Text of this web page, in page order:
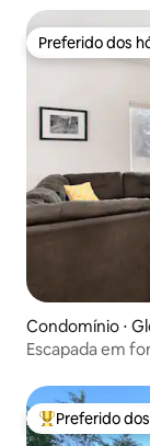
Preferido dos
Preferido dos
Condomínio ⋅
Escapada em
Entre os
Preferido